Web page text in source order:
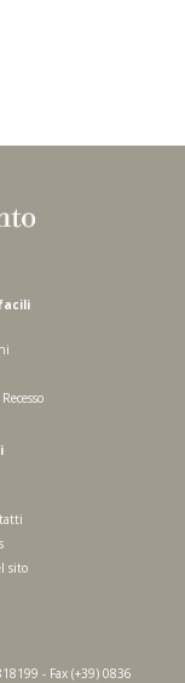
sito
- Fax (+39) 0836